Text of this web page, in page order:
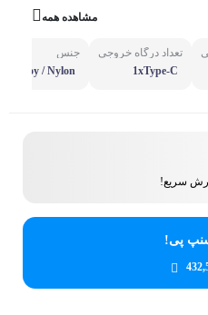
مشاهده همه
تعداد درگاه خروجی
1xType-C
جنس
alloy / Nylon
سریع!
پی!